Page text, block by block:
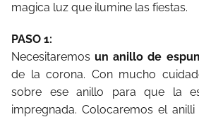
magica luz que ilumine las fiestas.
PASO 1:
Necesitaremosun anillo de
de la corona. Con mucho
sobre ese anillo para que la
impregnada. Colocaremos el